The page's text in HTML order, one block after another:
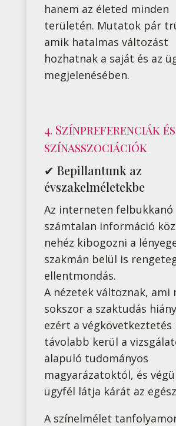
hanem az életed minden
területén. Mutatok pár
amik hatalmas változást
hozhatnak a saját és az
megjelenésében.
4. Színpreferenciák és
színasszociációk
✔ Bepillantunk az
évszakelméletekbe
Az interneten felbukkanó
számtalan információ
nehéz kibogozni a
szakmán belül is
ellentmondás.
A nézetek változnak, ami
sokszor a szaktudás
ezért a végkövetkeztetés
távolabb kerül a
alapuló tudományos
magyarázatoktól, és
ügyfél látja kárát az
A színelmélet